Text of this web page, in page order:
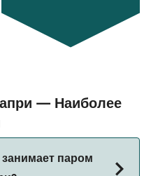
— Наиболее
паром